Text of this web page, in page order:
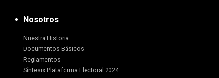
Nosotros
Nuestra Historia
Documentos Básicos
Reglamentos
Síntesis Plataforma Electoral 2024